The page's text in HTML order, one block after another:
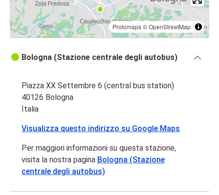
Protomaps©OpenStreetMap
Bologna (Stazione centrale degli autobus)
Piazza XX Settembre 6 (central bus station)
40126 Bologna
Italia
Visualizza questo indirizzo su Google Maps
Per maggiori informazioni su questa stazione,
visita la nostra pagina Bologna (Stazione
centrale degli autobus)